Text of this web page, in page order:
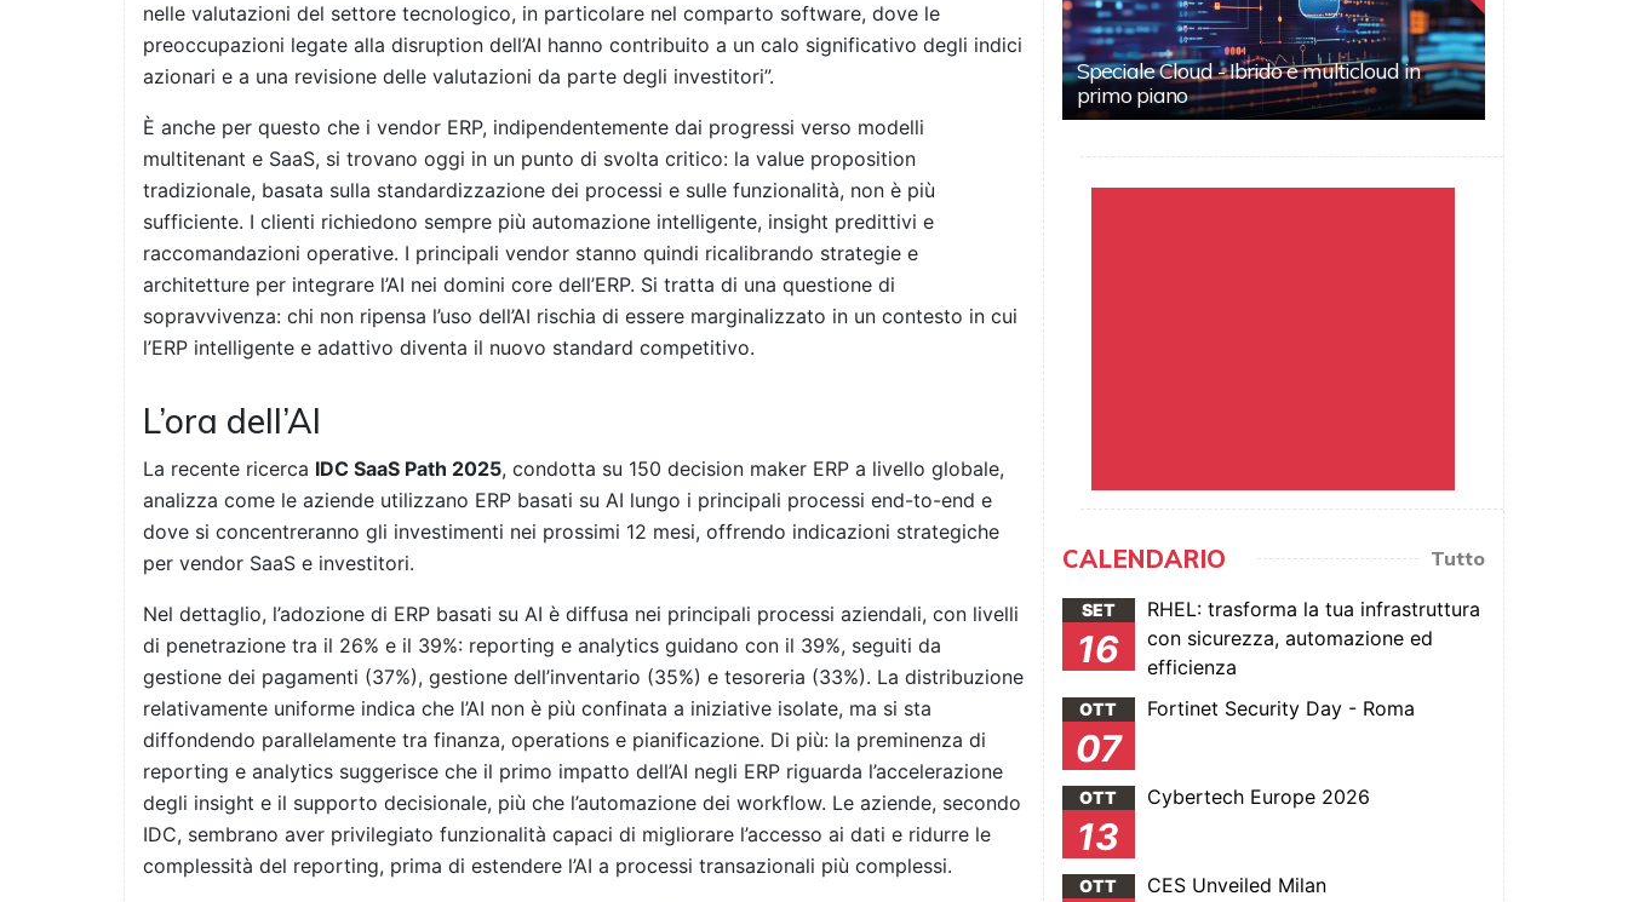
nelle valutazioni del settore tecnologico, in particolare nel comparto software, dove le
preoccupazioni legate alla disruption dell’AI hanno contribuito a un calo significativo degli indici
azionari e a una revisione delle valutazioni da parte degli investitori”.
È anche per questo che i vendor ERP, indipendentemente dai progressi verso modelli
multitenant e SaaS, si trovano oggi in un punto di svolta critico: la value proposition
tradizionale, basata sulla standardizzazione dei processi e sulle funzionalità, non è più
sufficiente. I clienti richiedono sempre più automazione intelligente, insight predittivi e
raccomandazioni operative. I principali vendor stanno quindi ricalibrando strategie e
architetture per integrare l’AI nei domini core dell’ERP. Si tratta di una questione di
sopravvivenza: chi non ripensa l’uso dell’AI rischia di essere marginalizzato in un contesto in cui
l’ERP intelligente e adattivo diventa il nuovo standard competitivo.
L’ora dell’AI
La recente ricerca IDC SaaS Path 2025, condotta su 150 decision maker ERP a livello globale,
analizza come le aziende utilizzano ERP basati su AI lungo i principali processi end-to-end e
dove si concentreranno gli investimenti nei prossimi 12 mesi, offrendo indicazioni strategiche
per vendor SaaS e investitori.
Nel dettaglio, l’adozione di ERP basati su AI è diffusa nei principali processi aziendali, con livelli
di penetrazione tra il 26% e il 39%: reporting e analytics guidano con il 39%, seguiti da
gestione dei pagamenti (37%), gestione dell’inventario (35%) e tesoreria (33%). La distribuzione
relativamente uniforme indica che l’AI non è più confinata a iniziative isolate, ma si sta
diffondendo parallelamente tra finanza, operations e pianificazione. Di più: la preminenza di
reporting e analytics suggerisce che il primo impatto dell’AI negli ERP riguarda l’accelerazione
degli insight e il supporto decisionale, più che l’automazione dei workflow. Le aziende, secondo
IDC, sembrano aver privilegiato funzionalità capaci di migliorare l’accesso ai dati e ridurre le
complessità del reporting, prima di estendere l’AI a processi transazionali più complessi.
Speciale Cloud - Ibrido e multicloud in
primo piano
CALENDARIO Tutto
SET
16
RHEL: trasforma la tua infrastruttura
con sicurezza, automazione ed
efficienza
OTT
07
Fortinet Security Day - Roma
OTT
13
Cybertech Europe 2026
OTT CES Unveiled Milan